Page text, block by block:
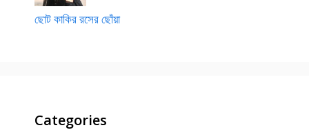
ছোট কাকির রসের ছোঁয়া
Categories